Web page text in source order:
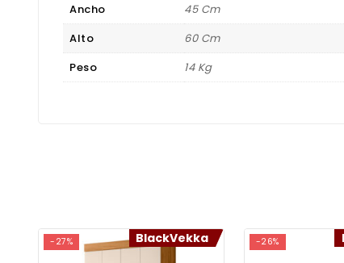
Ancho
45 Cm
Alto
60 Cm
Peso
14 Kg
-27% BlackVekka -26%